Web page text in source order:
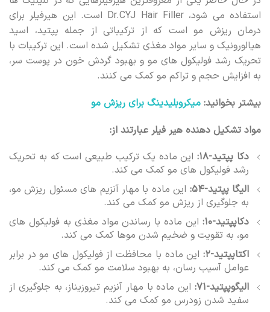
استفاده می شود، Dr.CYJ Hair Filler است. این هیرفیلر برای
درمان ریزش مو است که از ترکیباتی از جمله پپتید، اسید
هیالورونیک و سایر مواد مغذی تشکیل شده است. این ترکیبات با
تحریک رشد فولیکول های مو و بهبود گردش خون در پوست سر،
به افزایش حجم و تراکم مو کمک می کنند.
بیشتر بخوانید: میکروبلیدینگ برای ریزش مو
مواد تشکیل دهنده هیر فیلر عبارتند از:
دکا پپتید-۱۸:
این ماده یک ترکیب طبیعی است که به تحریک
رشد فولیکول های مو کمک می کند.
الیگا پپتید-۵۴:
این ماده با مهار آنزیم های مسئول ریزش مو،
به جلوگیری از ریزش مو کمک می کند.
دکاپپتید-۱۰:
این ماده با رساندن مواد مغذی به فولیکول های
مو، به تقویت و ضخیم شدن موها کمک می کند.
اکتاپپتید-۲:
این ماده با محافظت از فولیکول های مو در برابر
عوامل آسیب رسان، به بهبود سلامت مو کمک می کند.
الیگوپپتید-۷۱:
این ماده با مهار آنزیم تیروزیناز، به جلوگیری از
سفید شدن زودرس مو کمک می کند.